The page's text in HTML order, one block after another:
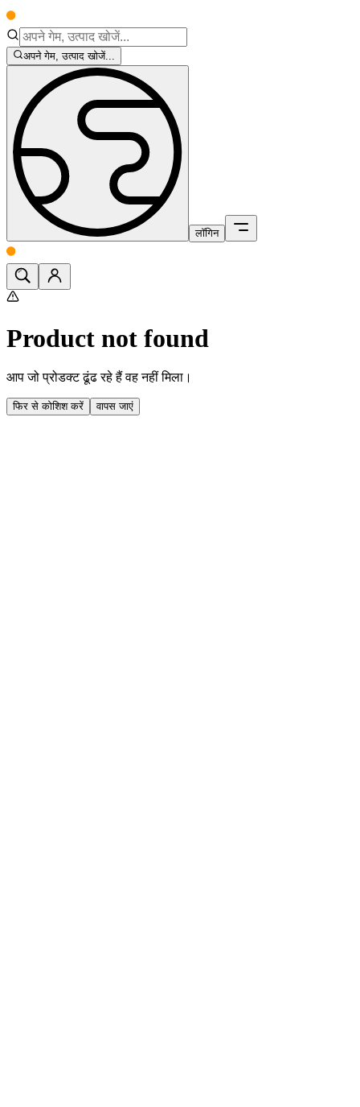
अपने गेम, उत्पाद खोजें...
लॉगिन
Product not found
आप जो प्रोडक्ट ढूंढ रहे हैं वह नहीं मिला।
फिर से कोशिश करें वापस जाएं